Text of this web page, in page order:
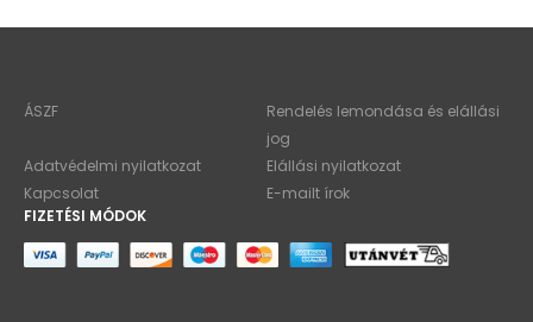
ÁSZF
Rendelés lemondása és elállási
jog
Adatvédelmi nyilatkozat
Elállási nyilatkozat
Kapcsolat
E-mailt írok
FIZETÉSI MÓDOK